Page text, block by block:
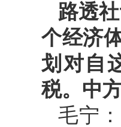
路透
个经济
划对自
税。中
毛宁